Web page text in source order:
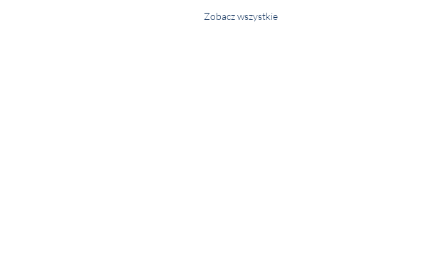
Zobacz wszystkie